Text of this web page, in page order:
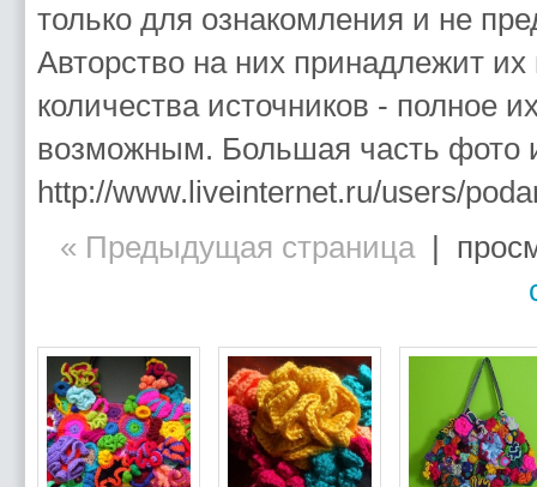
только для ознакомления и не
Авторство на них принадлежит
количества источников - полное
возможным. Большая часть фото
http://www.liveinternet.ru/users/
« Предыдущая страница|